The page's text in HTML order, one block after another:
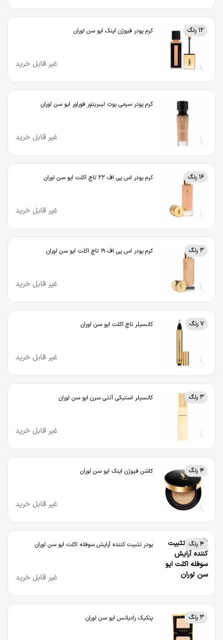
12 رنگ کرم پودر فیوژن اینک ایو سن لوران
غیر قابل خرید
کرم پودر سرمی یوث لیبریتور فوراور ایو سن لوران
غیر قابل خرید
16 رنگ کرم پودر اس پی اف 22 تاچ اکلت ایو سن لوران
غیر قابل خرید
3 رنگ کرم پودر اس پی اف 19 تاچ اکلت ایو سن لوران
غیر قابل خرید
7 رنگ کانسیلر تاچ اکلت ایو سن لوران
غیر قابل خرید
3 رنگ کانسیلر استیکی آنتی سرن ایو سن لوران
غیر قابل خرید
4 رنگ کاشن فیوژن اینک ایو سن لوران
غیر قابل خرید
4 رنگ پودر تثبیت کننده آرایش سوفله اکلت ایو سن لوران
غیر قابل خرید
3 رنگ پنکیک رادیانس ایو سن لوران